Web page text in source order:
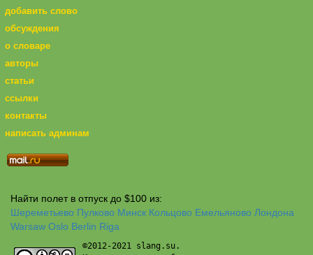
добавить слово
обсуждения
о словаре
авторы
статьи
ссылки
контакты
написать админам
Найти полет в отпуск до $100 из:
Шереметьево Пулково Минск Кольцово Емельяново Лондона
Warsaw Oslo Berlin Riga
©2012-2021 slang.su.